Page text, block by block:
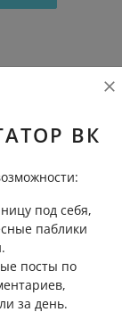
ВК
под себя,
паблики
посты по
за день.